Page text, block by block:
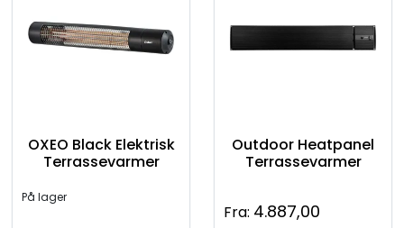
OXEO Black Elektrisk
Terrassevarmer
På lager
Outdoor Heatpanel
Terrassevarmer
Fra: 4.887,00